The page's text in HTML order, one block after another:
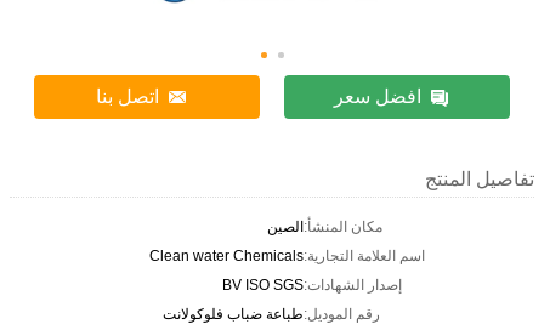
افضل سعر اتصل بنا
تفاصيل المنتج
مكان المنشأ:الصين
اسم العلامة التجارية:Clean water Chemicals
إصدار الشهادات:BV ISO SGS
رقم الموديل:طباعة ضباب فلوكولانت